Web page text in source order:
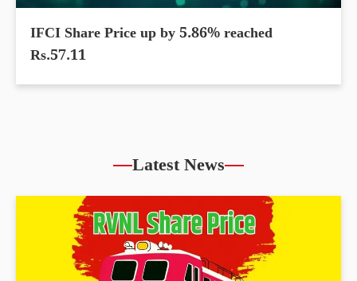
IFCI Share Price up by 5.86% reached
Rs.57.11
Latest News